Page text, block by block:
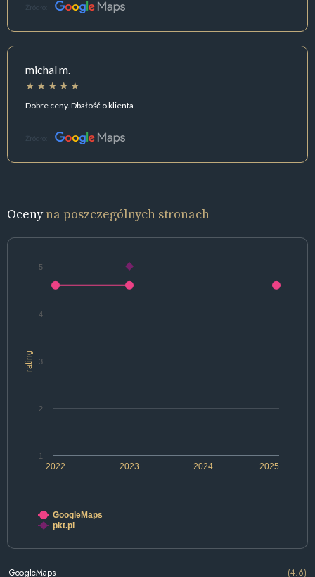
Źródło:
michal m.
Dobre ceny. Dbałość o klienta
Źródło:
Ocenyna poszczególnych stronach
rating
2022 2024
2023 2025
1
2
3
4
5
GoogleMaps
pkt.pl
GoogleMaps (4.6)